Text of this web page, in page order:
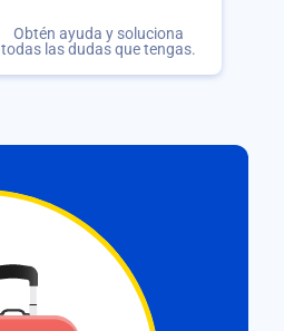
Obtén ayuda y soluciona
todas las dudas que tengas.